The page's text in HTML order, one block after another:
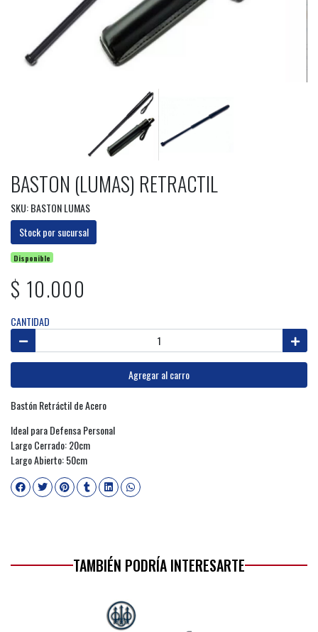
BASTON (LUMAS) RETRACTIL
SKU: BASTON LUMAS
Stock por sucursal
Disponible
$ 10.000
CANTIDAD
Agregar al carro
Bastón Retráctil de Acero
Ideal para Defensa Personal
Largo Cerrado: 20cm
Largo Abierto: 50cm
TAMBIÉN PODRÍA INTERESARTE